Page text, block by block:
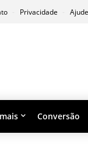
Privacidade
Conversão